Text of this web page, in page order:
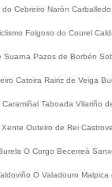
Cebreiro Narón Carballedo
Folgoso do Courel
Suarna Pazos de Borbén
Catoira Rairiz de Veiga
Taboada Vilariño
Xente Outeiro de Rei
O Corgo Becerreá
O Valadouro Malpica